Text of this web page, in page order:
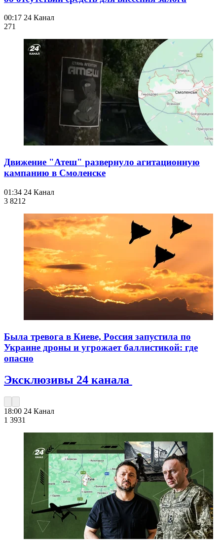
00:17 24 Канал
271
Движение "Атеш" развернуло агитационную
кампанию в Смоленске
01:34 24 Канал
3 821 2
Была тревога в Киеве, Россия запустила по
Украине дроны и угрожает баллистикой: где
опасно
Эксклюзивы 24 канала
18:00 24 Канал
1 3931